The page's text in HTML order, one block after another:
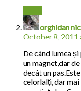
orghidan
October 8, 2011
De când lumea
un magnet,dar
decât un
celorlalți, dar mai